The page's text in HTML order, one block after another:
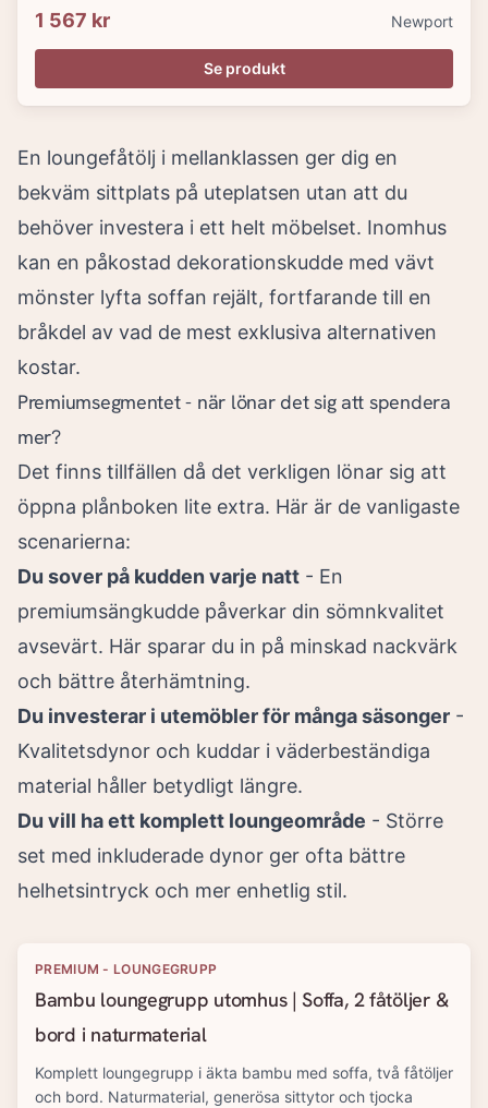
1 567 kr Newport
Se produkt
En loungefåtölj i mellanklassen ger dig en
bekväm sittplats på uteplatsen utan att du
behöver investera i ett helt möbelset. Inomhus
kan en påkostad dekorationskudde med vävt
mönster lyfta soffan rejält, fortfarande till en
bråkdel av vad de mest exklusiva alternativen
kostar.
Premiumsegmentet - när lönar det sig att spendera
mer?
Det finns tillfällen då det verkligen lönar sig att
öppna plånboken lite extra. Här är de vanligaste
scenarierna:
Du sover på kudden varje natt - En
premiumsängkudde påverkar din sömnkvalitet
avsevärt. Här sparar du in på minskad nackvärk
och bättre återhämtning.
Du investerar i utemöbler för många säsonger -
Kvalitetsdynor och kuddar i väderbeständiga
material håller betydligt längre.
Du vill ha ett komplett loungeområde - Större
set med inkluderade dynor ger ofta bättre
helhetsintryck och mer enhetlig stil.
PREMIUM - LOUNGEGRUPP
Bambu loungegrupp utomhus | Soffa, 2 fåtöljer &
bord i naturmaterial
Komplett loungegrupp i äkta bambu med soffa, två fåtöljer
och bord. Naturmaterial, generösa sittytor och tjocka